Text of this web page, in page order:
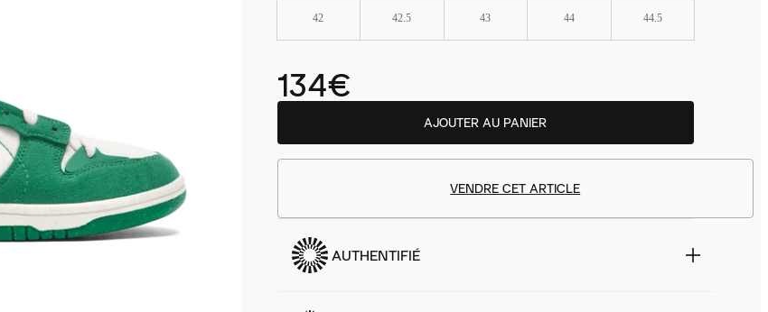
42 42.5 43 44 44.5
134€
AJOUTER AU PANIER
VENDRE CET ARTICLE
AUTHENTIFIÉ